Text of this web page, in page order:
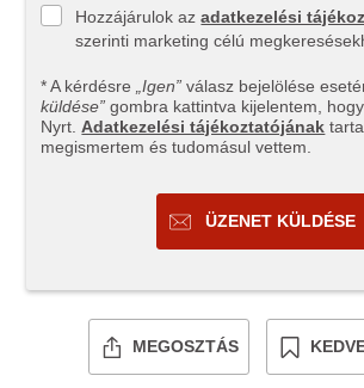
Hozzájárulok azadatkezelési
szerinti marketing célú
* A kérdésre „Igen” válasz bejelölése
küldése” gombra kattintva kijelentem,
Nyrt. Adatkezelési tájékoztatójának
megismertem és tudomásul vettem.
ÜZENET KÜLDÉSE
MEGOSZTÁS